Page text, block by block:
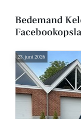
Bedemand
23. juni 2026